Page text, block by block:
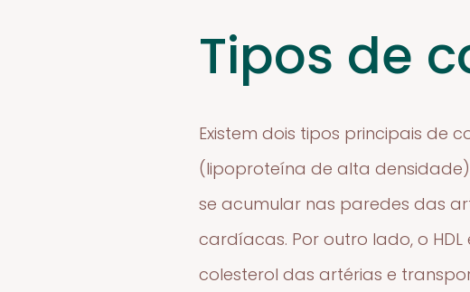
Tipos de
Existem dois tipos principais de
(lipoproteína de alta
se acumular nas paredes das
cardíacas. Por outro lado, o
colesterol das artérias e